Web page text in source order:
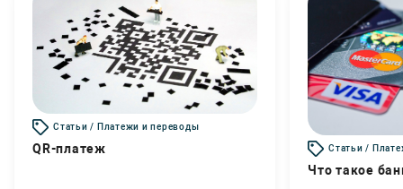
Статьи / Платежи и переводы
QR-платеж Статьи /
Что такое